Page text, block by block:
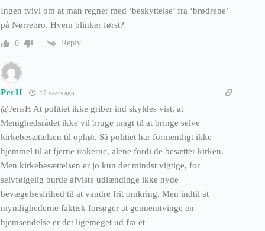
Ingen tvivl om at man regner med ‘beskyttelse’ fra ‘brødrene’
på Nørrebro. Hvem blinker først?
0 Reply
PerH 17 years ago
@JensH At politiet ikke griber ind skyldes vist, at
Menighedsrådet ikke vil bruge magt til at bringe selve
kirkebesættelsen til ophør. Så politiet har formentligt ikke
hjemmel til at fjerne irakerne, alene fordi de besætter kirken.
Men kirkebesættelsen er jo kun det mindst vigtige, for
selvfølgelig burde afviste udlændinge ikke nyde
bevægelsesfrihed til at vandre frit omkring. Men indtil at
myndighederne faktisk forsøger at gennemtvinge en
hjemsendelse er det ligemeget ud fra et